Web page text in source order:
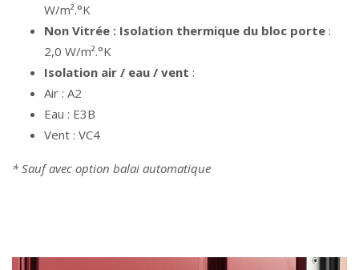
W/m².°K
Non Vitrée : Isolation thermique du bloc porte :
2,0 W/m².°K
Isolation air / eau / vent :
Air : A2
Eau : E3B
Vent : VC4
* Sauf avec option balai automatique